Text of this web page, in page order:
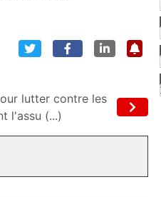
lutter contre les
l'assu (...)